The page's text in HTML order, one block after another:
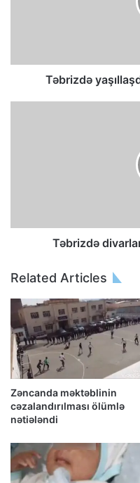
Təbrizdə
Təbrizdə
Related Articles
Zəncanda məktəblinin
cəzalandırılması ölümlə
nətiələndi